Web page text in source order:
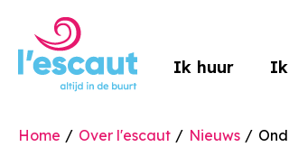
Naar hoofdinhoud
Naar hoofdnavigatiemenu
Naar zoeken
Naar de homepage
Ik huur
Home Over l'escaut Nieuws